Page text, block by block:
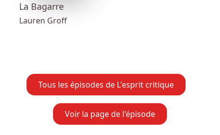
La Bagarre
Lauren Groff
Tous les épisodes de L'esprit critique
Voir la page de l'épisode